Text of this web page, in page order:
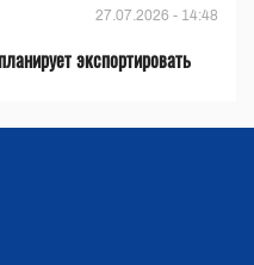
27.07.2026 - 14:48
экспортировать